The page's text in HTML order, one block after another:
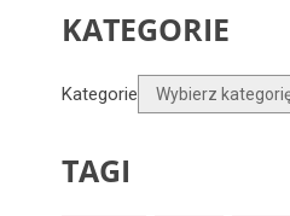
KATEGORIE
Kategorie
TAGI